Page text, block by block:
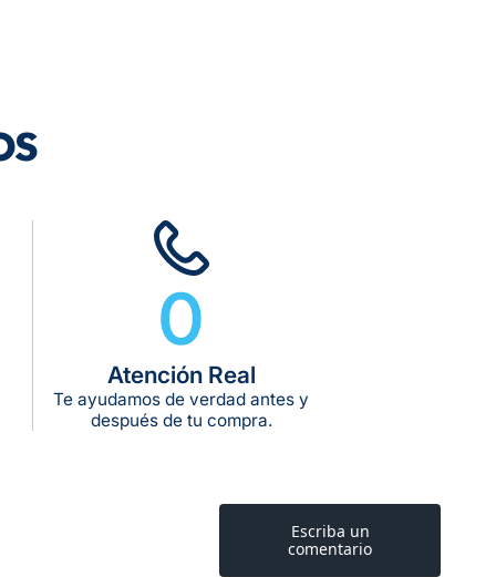
estimado:
de $599 o más
0
Atención Real
Te ayudamos de verdad antes y
después de tu compra.